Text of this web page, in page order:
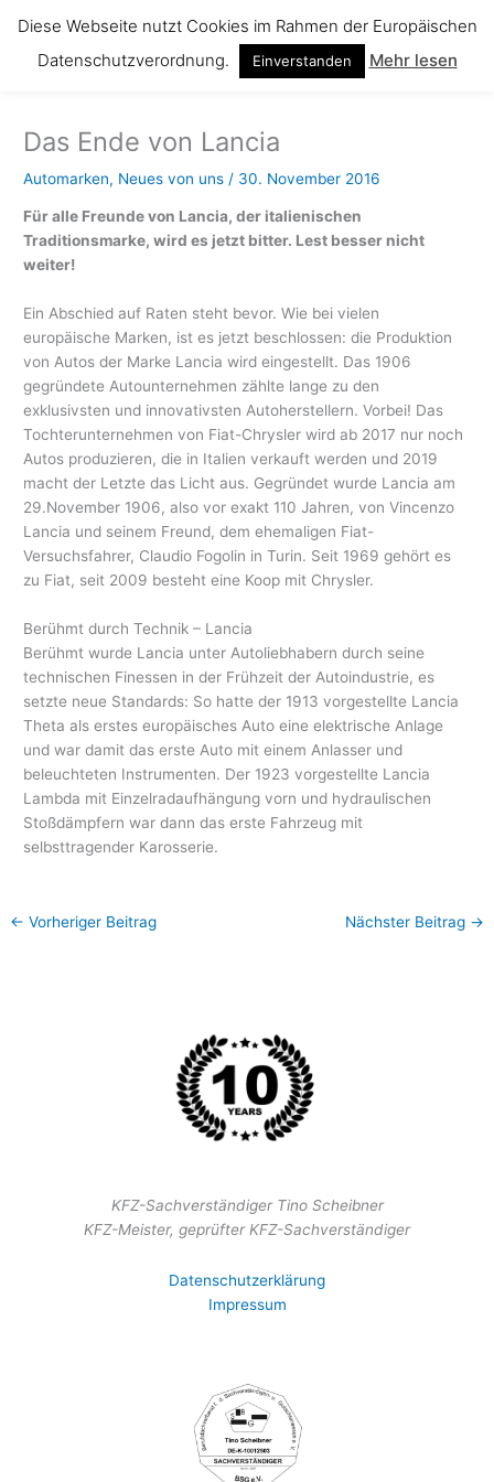
Inhalt
springen
Das Ende von Lancia
Automarken, Neues von uns / 30. November 2016
Für alle Freunde von Lancia, der italienischen
Traditionsmarke, wird es jetzt bitter. Lest besser nicht
weiter!
Ein Abschied auf Raten steht bevor. Wie bei vielen
europäische Marken, ist es jetzt beschlossen: die Produktion
von Autos der Marke Lancia wird eingestellt. Das 1906
gegründete Autounternehmen zählte lange zu den
exklusivsten und innovativsten Autoherstellern. Vorbei! Das
Tochterunternehmen von Fiat-Chrysler wird ab 2017 nur noch
Autos produzieren, die in Italien verkauft werden und 2019
macht der Letzte das Licht aus. Gegründet wurde Lancia am
29.November 1906, also vor exakt 110 Jahren, von Vincenzo
Lancia und seinem Freund, dem ehemaligen Fiat-
Versuchsfahrer, Claudio Fogolin in Turin. Seit 1969 gehört es
zu Fiat, seit 2009 besteht eine Koop mit Chrysler.
Berühmt durch Technik – Lancia
Berühmt wurde Lancia unter Autoliebhabern durch seine
technischen Finessen in der Frühzeit der Autoindustrie, es
setzte neue Standards: So hatte der 1913 vorgestellte Lancia
Theta als erstes europäisches Auto eine elektrische Anlage
und war damit das erste Auto mit einem Anlasser und
beleuchteten Instrumenten. Der 1923 vorgestellte Lancia
Lambda mit Einzelradaufhängung vorn und hydraulischen
Stoßdämpfern war dann das erste Fahrzeug mit
selbsttragender Karosserie.
← Vorheriger Beitrag Nächster Beitrag →
KFZ-Sachverständiger Tino Scheibner
KFZ-Meister, geprüfter KFZ-Sachverständiger
Datenschutzerklärung
Impressum
Diese Webseite nutzt Cookies im Rahmen der Europäischen
Datenschutzverordnung.
Einverstanden Mehr lesen